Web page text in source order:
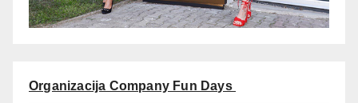
Organizacija Company Fun Days